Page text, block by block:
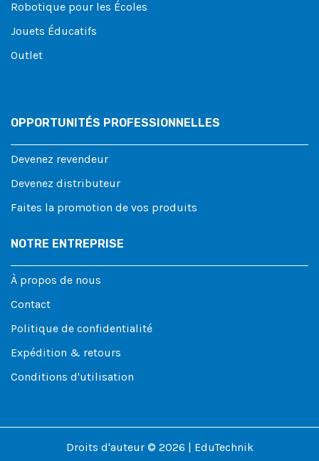
Robotique pour les Écoles
Jouets Éducatifs
Outlet
OPPORTUNITÉS PROFESSIONNELLES
Devenez revendeur
Devenez distributeur
Faites la promotion de vos produits
NOTRE ENTREPRISE
À propos de nous
Contact
Politique de confidentialité
Expédition & retours
Conditions d'utilisation
Droits d'auteur © 2026 | EduTechnik